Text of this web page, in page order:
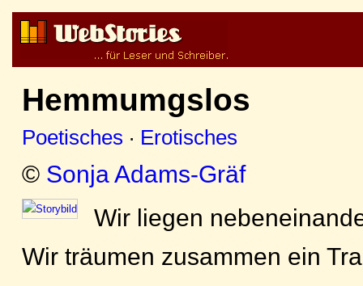
Hemmumgslos
Poetisches · Erotisches
© Sonja Adams-Gräf
Wir liegen
Wir träumen zusammen ein